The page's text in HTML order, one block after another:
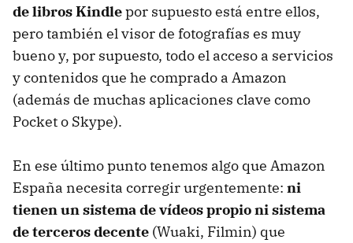
de libros Kindlepor supuesto está entre ellos,
pero también el visor de fotografías es muy
bueno y, por supuesto, todo el acceso a servicios
y contenidos que he comprado a Amazon
(además de muchas aplicaciones clave como
Pocket o Skype).
En ese último punto tenemos algo que Amazon
España necesita corregir urgentemente: ni
tienen un sistema de vídeos propio ni sistema
de terceros decente (Wuaki, Filmin) que